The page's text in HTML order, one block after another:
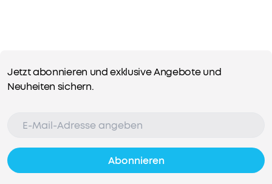
Jetzt abonnieren und exklusive Angebote und
Neuheiten sichern.
Abonnieren